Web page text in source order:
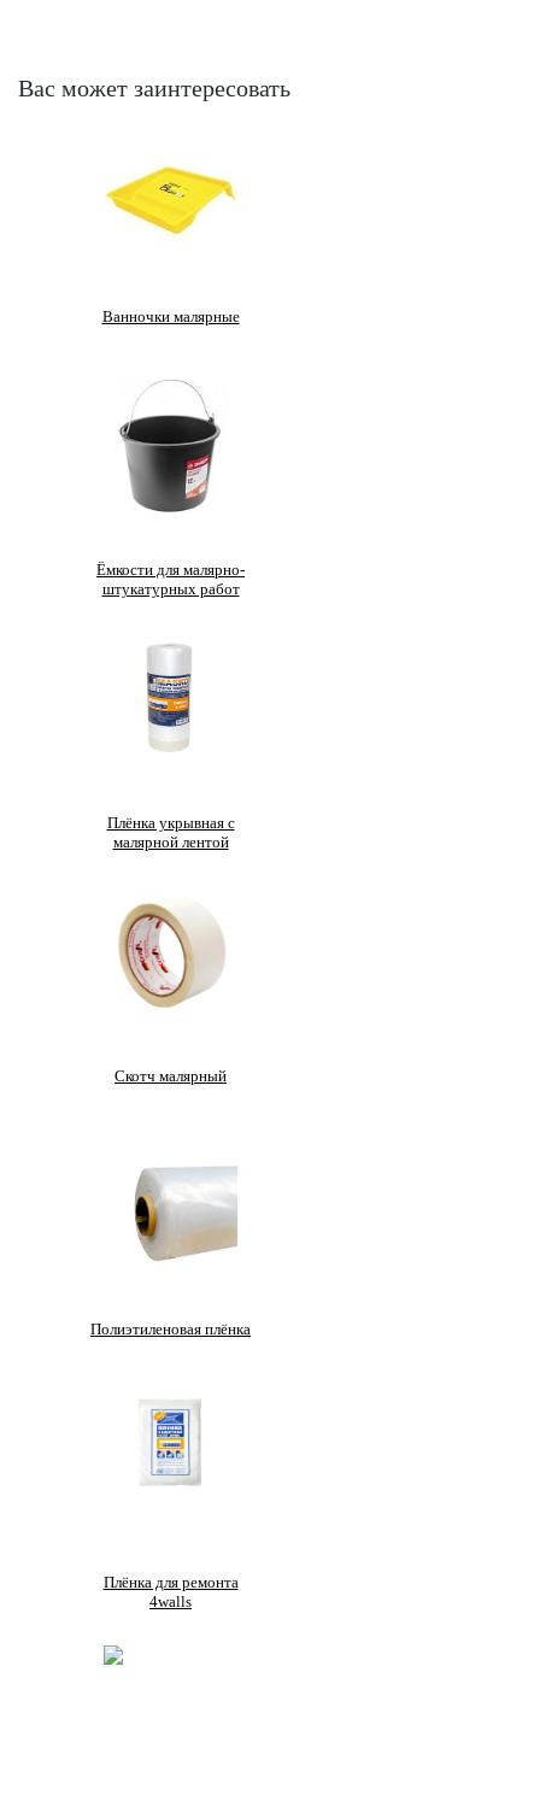
Вас может заинтересовать
Ванночки малярные
Ёмкости для малярно-
штукатурных работ
Плёнка укрывная с
малярной лентой
Скотч малярный
Полиэтиленовая плёнка
Плёнка для ремонта
4walls